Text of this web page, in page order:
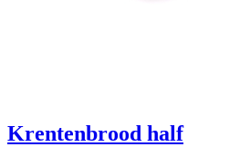
Krentenbrood half